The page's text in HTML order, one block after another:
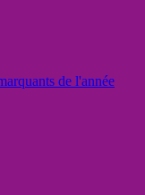
de l'année